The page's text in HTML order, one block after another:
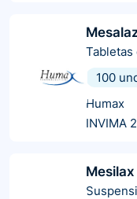
100
Humax
INVIMA
Mesilax